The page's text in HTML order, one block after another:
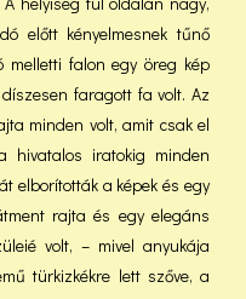
előtt kényelmesnek tűnő
melletti falon egy öreg kép
faragott fa volt. Az
minden volt, amit csak el
hivatalos iratokig minden
elborították a képek és egy
rajta és egy elegáns
volt, – mivel anyukája
türkizkékre lett szőve, a